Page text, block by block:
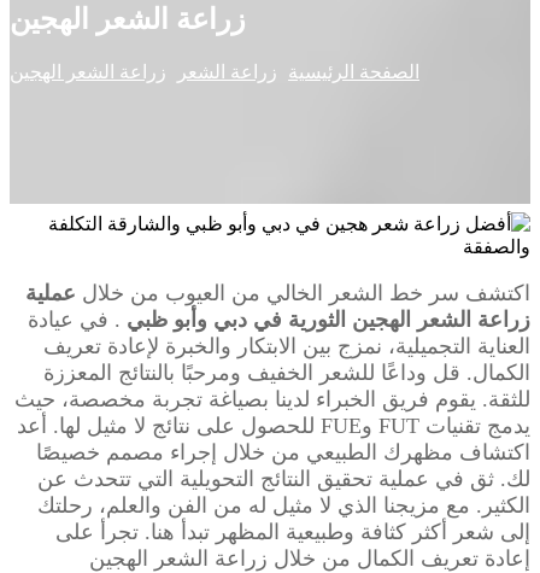
زراعة الشعر الهجين
الصفحة الرئيسية زراعة الشعر زراعة الشعر الهجين
اكتشف سر خط الشعر الخالي من العيوب من خلال عملية
زراعة الشعر الهجين الثورية في دبي وأبو ظبي . في عيادة
العناية التجميلية، نمزج بين الابتكار والخبرة لإعادة تعريف
الكمال. قل وداعًا للشعر الخفيف ومرحبًا بالنتائج المعززة
للثقة. يقوم فريق الخبراء لدينا بصياغة تجربة مخصصة، حيث
يدمج تقنيات FUT وFUE للحصول على نتائج لا مثيل لها. أعد
اكتشاف مظهرك الطبيعي من خلال إجراء مصمم خصيصًا
لك. ثق في عملية تحقيق النتائج التحويلية التي تتحدث عن
الكثير. مع مزيجنا الذي لا مثيل له من الفن والعلم، رحلتك
إلى شعر أكثر كثافة وطبيعية المظهر تبدأ هنا. تجرأ على
إعادة تعريف الكمال من خلال زراعة الشعر الهجين